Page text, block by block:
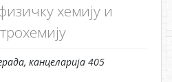
хемију и
канцеларија 405